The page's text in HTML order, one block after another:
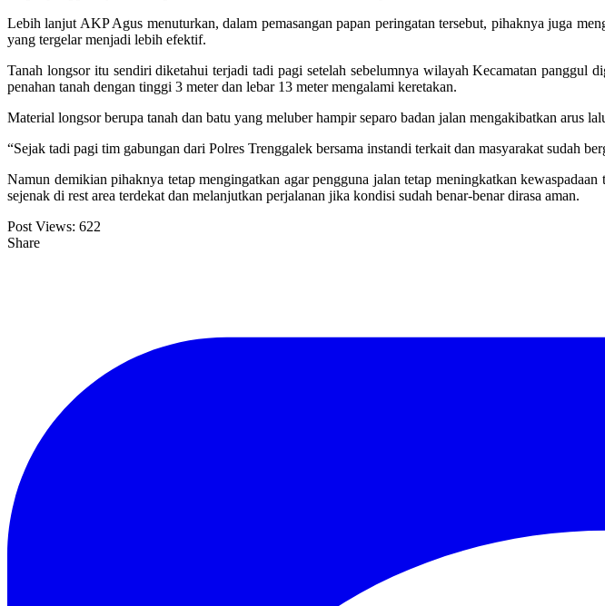
Lebih lanjut AKP Agus menuturkan, dalam pemasangan papan peringatan tersebut, pihaknya juga
yang tergelar menjadi lebih efektif.
Tanah longsor itu sendiri diketahui terjadi tadi pagi setelah sebelumnya wilayah Kecamatan
penahan tanah dengan tinggi 3 meter dan lebar 13 meter mengalami keretakan.
Material longsor berupa tanah dan batu yang meluber hampir separo badan jalan mengakibatkan arus
“Sejak tadi pagi tim gabungan dari Polres Trenggalek bersama instandi terkait dan masyarakat sudah
Namun demikian pihaknya tetap mengingatkan agar pengguna jalan tetap meningkatkan
sejenak di rest area terdekat dan melanjutkan perjalanan jika kondisi sudah benar-benar dirasa aman.
Post Views: 622
Share